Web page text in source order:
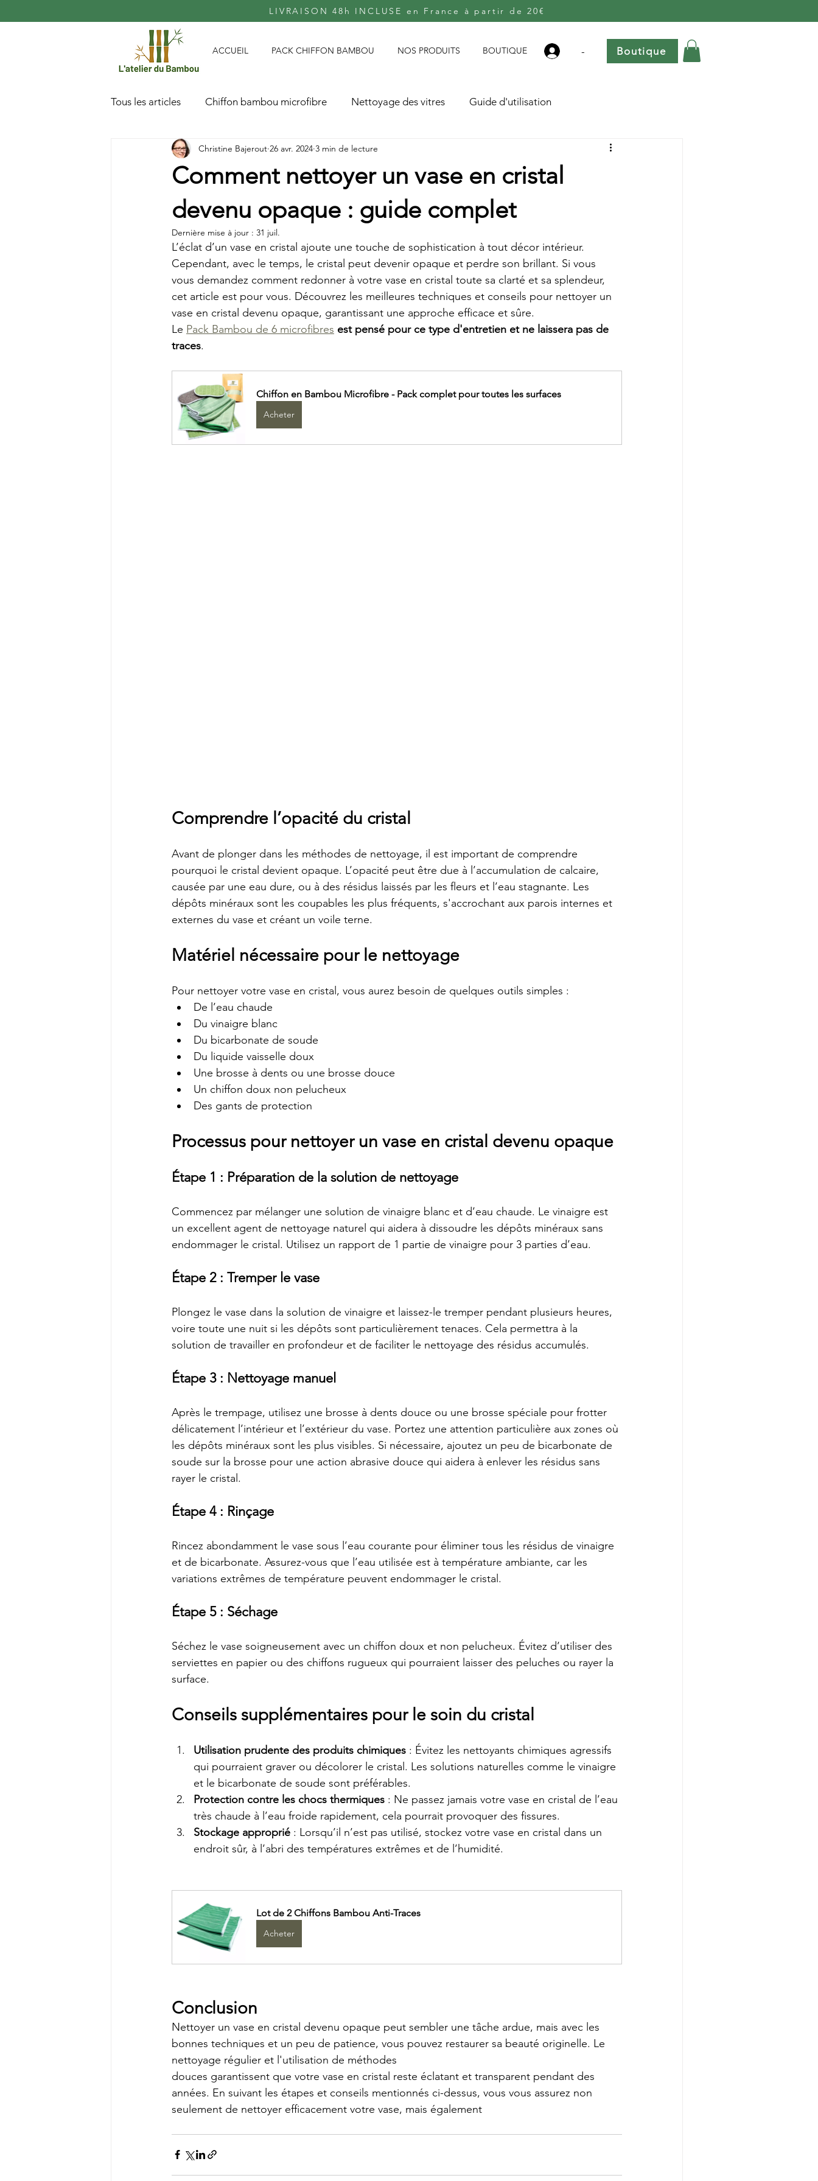
LIVRAISON 48h INCLUSE en France à partir de 20€
ACCUEIL PACK CHIFFON BAMBOU NOS PRODUITS BOUTIQUE - Boutique
Tous les articles Chiffon bambou microfibre Nettoyage des vitres Guide d'utilisation
Comment nettoyer un vase en cristal
devenu opaque : guide complet
Christine Bajerout 26 avr. 2024 3 min de lecture
Dernière mise à jour : 31 juil.
L’éclat d’un vase en cristal ajoute une touche de sophistication à tout décor intérieur.
Cependant, avec le temps, le cristal peut devenir opaque et perdre son brillant. Si vous
vous demandez comment redonner à votre vase en cristal toute sa clarté et sa splendeur,
cet article est pour vous. Découvrez les meilleures techniques et conseils pour nettoyer un
vase en cristal devenu opaque, garantissant une approche efficace et sûre.
Le Pack Bambou de 6 microfibres est pensé pour ce type d'entretien et ne laissera pas de
traces.
Chiffon en Bambou Microfibre - Pack complet pour toutes les surfaces
Acheter
Comprendre l’opacité du cristal
Avant de plonger dans les méthodes de nettoyage, il est important de comprendre
pourquoi le cristal devient opaque. L’opacité peut être due à l’accumulation de calcaire,
causée par une eau dure, ou à des résidus laissés par les fleurs et l’eau stagnante. Les
dépôts minéraux sont les coupables les plus fréquents, s'accrochant aux parois internes et
externes du vase et créant un voile terne.
Matériel nécessaire pour le nettoyage
Pour nettoyer votre vase en cristal, vous aurez besoin de quelques outils simples :
De l’eau chaude
Du vinaigre blanc
Du bicarbonate de soude
Du liquide vaisselle doux
Une brosse à dents ou une brosse douce
Un chiffon doux non pelucheux
Des gants de protection
Processus pour nettoyer un vase en cristal devenu opaque
Étape 1 : Préparation de la solution de nettoyage
Commencez par mélanger une solution de vinaigre blanc et d’eau chaude. Le vinaigre est
un excellent agent de nettoyage naturel qui aidera à dissoudre les dépôts minéraux sans
endommager le cristal. Utilisez un rapport de 1 partie de vinaigre pour 3 parties d’eau.
Étape 2 : Tremper le vase
Plongez le vase dans la solution de vinaigre et laissez-le tremper pendant plusieurs heures,
voire toute une nuit si les dépôts sont particulièrement tenaces. Cela permettra à la
solution de travailler en profondeur et de faciliter le nettoyage des résidus accumulés.
Étape 3 : Nettoyage manuel
Après le trempage, utilisez une brosse à dents douce ou une brosse spéciale pour frotter
délicatement l’intérieur et l’extérieur du vase. Portez une attention particulière aux zones où
les dépôts minéraux sont les plus visibles. Si nécessaire, ajoutez un peu de bicarbonate de
soude sur la brosse pour une action abrasive douce qui aidera à enlever les résidus sans
rayer le cristal.
Étape 4 : Rinçage
Rincez abondamment le vase sous l’eau courante pour éliminer tous les résidus de vinaigre
et de bicarbonate. Assurez-vous que l’eau utilisée est à température ambiante, car les
variations extrêmes de température peuvent endommager le cristal.
Étape 5 : Séchage
Séchez le vase soigneusement avec un chiffon doux et non pelucheux. Évitez d’utiliser des
serviettes en papier ou des chiffons rugueux qui pourraient laisser des peluches ou rayer la
surface.
Conseils supplémentaires pour le soin du cristal
Utilisation prudente des produits chimiques : Évitez les nettoyants chimiques agressifs
qui pourraient graver ou décolorer le cristal. Les solutions naturelles comme le vinaigre
et le bicarbonate de soude sont préférables.
Protection contre les chocs thermiques : Ne passez jamais votre vase en cristal de l’eau
très chaude à l’eau froide rapidement, cela pourrait provoquer des fissures.
Stockage approprié : Lorsqu’il n’est pas utilisé, stockez votre vase en cristal dans un
endroit sûr, à l’abri des températures extrêmes et de l’humidité.
Lot de 2 Chiffons Bambou Anti-Traces
Acheter
Conclusion
Nettoyer un vase en cristal devenu opaque peut sembler une tâche ardue, mais avec les
bonnes techniques et un peu de patience, vous pouvez restaurer sa beauté originelle. Le
nettoyage régulier et l'utilisation de méthodes
douces garantissent que votre vase en cristal reste éclatant et transparent pendant des
années. En suivant les étapes et conseils mentionnés ci-dessus, vous vous assurez non
seulement de nettoyer efficacement votre vase, mais également